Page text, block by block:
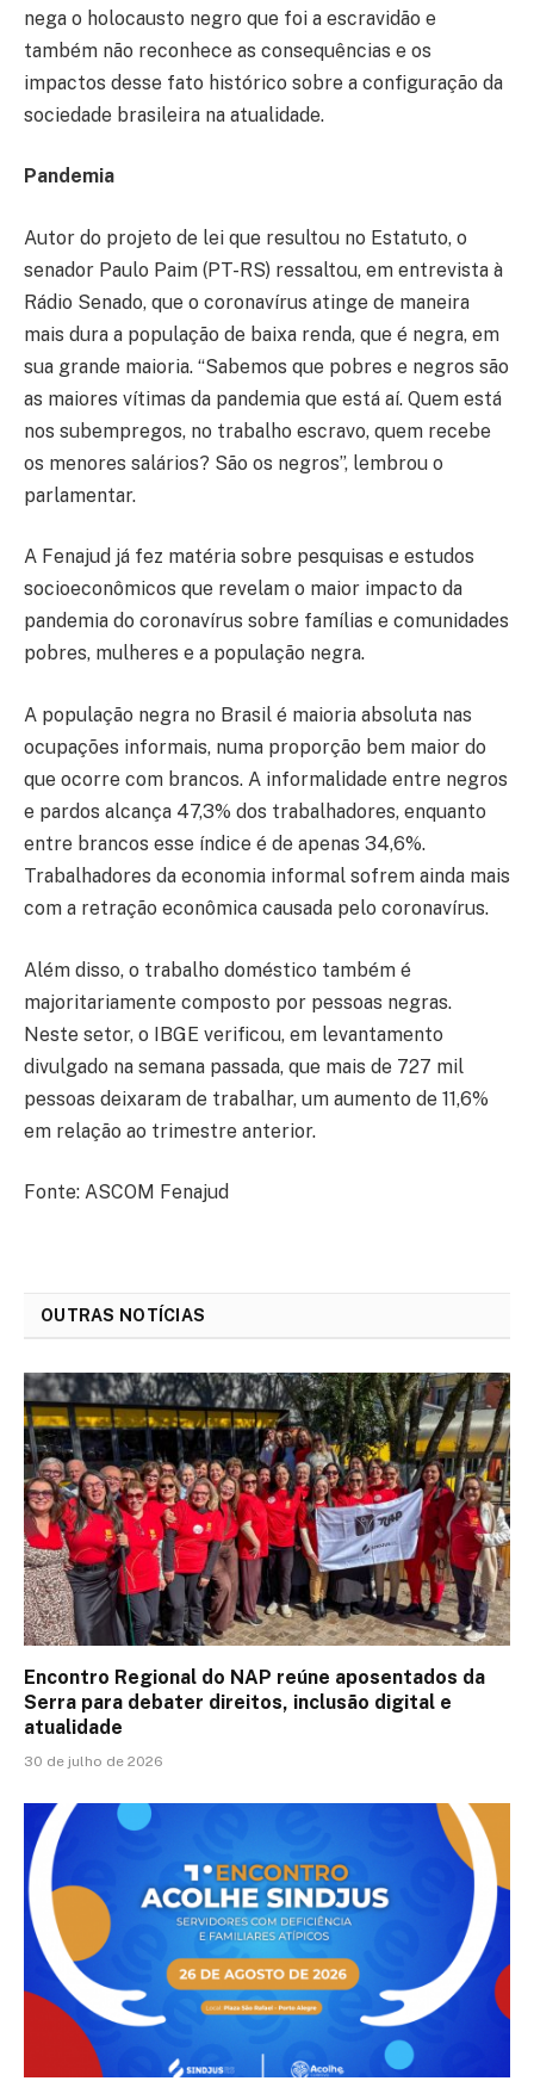
nega o holocausto negro que foi a escravidão e
também não reconhece as consequências e os
impactos desse fato histórico sobre a configuração da
sociedade brasileira na atualidade.
Pandemia
Autor do projeto de lei que resultou no Estatuto, o
senador Paulo Paim (PT-RS) ressaltou, em entrevista à
Rádio Senado, que o coronavírus atinge de maneira
mais dura a população de baixa renda, que é negra, em
sua grande maioria. “Sabemos que pobres e negros são
as maiores vítimas da pandemia que está aí. Quem está
nos subempregos, no trabalho escravo, quem recebe
os menores salários? São os negros”, lembrou o
parlamentar.
A Fenajud já fez matéria sobre pesquisas e estudos
socioeconômicos que revelam o maior impacto da
pandemia do coronavírus sobre famílias e comunidades
pobres, mulheres e a população negra.
A população negra no Brasil é maioria absoluta nas
ocupações informais, numa proporção bem maior do
que ocorre com brancos. A informalidade entre negros
e pardos alcança 47,3% dos trabalhadores, enquanto
entre brancos esse índice é de apenas 34,6%.
Trabalhadores da economia informal sofrem ainda mais
com a retração econômica causada pelo coronavírus.
Além disso, o trabalho doméstico também é
majoritariamente composto por pessoas negras.
Neste setor, o IBGE verificou, em levantamento
divulgado na semana passada, que mais de 727 mil
pessoas deixaram de trabalhar, um aumento de 11,6%
em relação ao trimestre anterior.
Fonte: ASCOM Fenajud
OUTRAS NOTÍCIAS
Encontro Regional do NAP reúne aposentados da
Serra para debater direitos, inclusão digital e
atualidade
30 de julho de 2026